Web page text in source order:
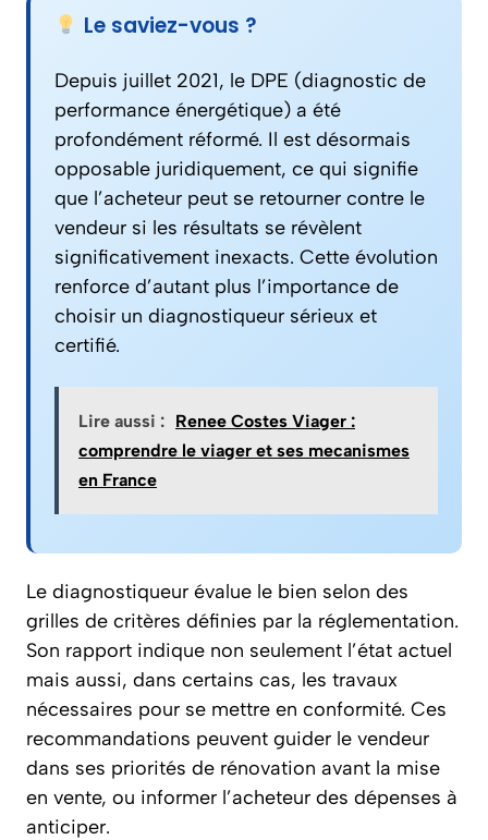
Le saviez-vous ?
Depuis juillet 2021, le DPE (diagnostic de
performance énergétique) a été
profondément réformé. Il est désormais
opposable juridiquement, ce qui signifie
que l’acheteur peut se retourner contre le
vendeur si les résultats se révèlent
significativement inexacts. Cette évolution
renforce d’autant plus l’importance de
choisir un diagnostiqueur sérieux et
certifié.
Lire aussi : Renee Costes Viager :
comprendre le viager et ses mecanismes
en France
Le diagnostiqueur évalue le bien selon des
grilles de critères définies par la réglementation.
Son rapport indique non seulement l’état actuel
mais aussi, dans certains cas, les travaux
nécessaires pour se mettre en conformité. Ces
recommandations peuvent guider le vendeur
dans ses priorités de rénovation avant la mise
en vente, ou informer l’acheteur des dépenses à
anticiper.